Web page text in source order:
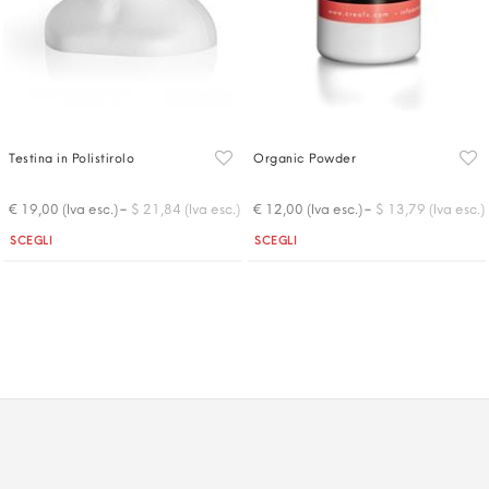
Testina in Polistirolo
€ 19,00 (Iva esc.)- $ 21,84 (Iva esc.)
Quantità
SCEGLI
Organic Powder
€ 12,00 (Iva esc.)- $ 13,79 (Iva esc.)
Quantità
SCEGLI